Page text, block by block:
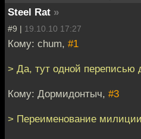
Steel Rat »
#9 | 19.10.10 17:27
Кому: chum, #1
> Да, тут одной переписью
Кому: Дормидонтыч, #3
> Переименование